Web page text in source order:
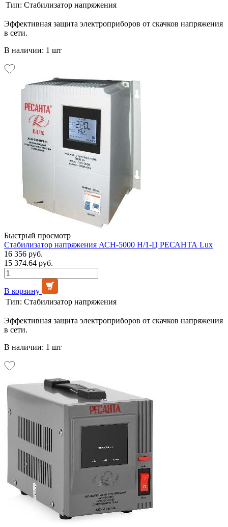
Тип: Стабилизатор напряжения
Эффективная защита электроприборов от скачков напряжения
в сети.
В наличии: 1 шт
Быстрый просмотр
Стабилизатор напряжения АСН-5000 Н/1-Ц РЕСАНТА Lux
16 356 руб.
15 374.64 руб.
В корзину
Тип: Стабилизатор напряжения
Эффективная защита электроприборов от скачков напряжения
в сети.
В наличии: 1 шт